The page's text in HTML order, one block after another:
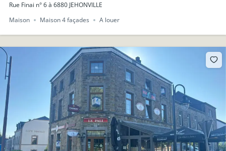
Rue Finai n° 6 à 6880 JEHONVILLE
Maison
Maison 4 façades A louer